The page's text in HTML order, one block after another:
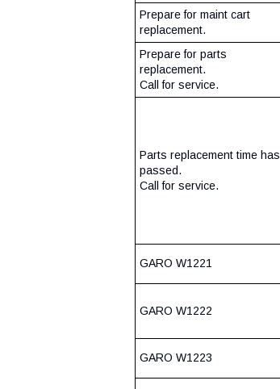
Prepare for maint cart
replacement.
Prepare for parts
replacement.
Call for service.
Parts replacement time has
passed.
Call for service.
GARO W1221
GARO W1222
GARO W1223